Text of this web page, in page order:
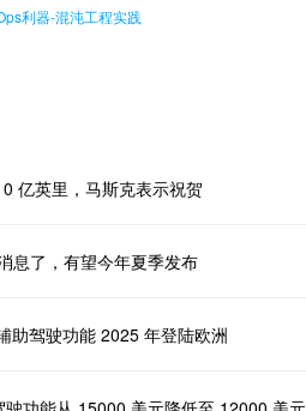
利器-混沌工程实践
亿英里，马斯克表示祝贺
息了，有望今年夏季发布
助驾驶功能 2025 年登陆欧洲